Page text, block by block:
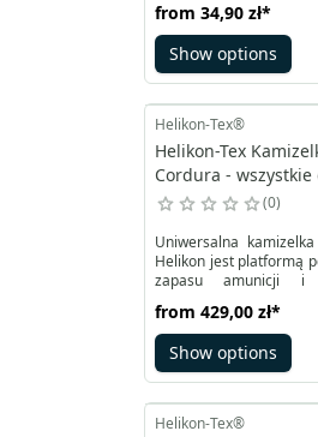
rozmiar i lekko
dopasowanie produktu
from 34,90 zł*
Show options
Helikon-Tex®
Helikon-Tex
Cordura -
0
Uniwersalna
Helikon jest platformą
zapasu amunicji i
MOLLE/PALS na
kieszeni. Platforma
korzystania z pasa i
szelki stanowią
from 429,00 zł*
Show options
Helikon-Tex®